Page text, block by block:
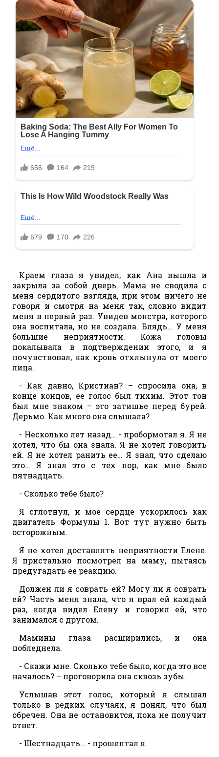
Краем глаза я увидел, как Ана вышла и
закрыла за собой дверь. Мама не сводила с
меня сердитого взгляда, при этом ничего не
говоря и смотря на меня так, словно видит
меня в первый раз. Увидев монстра, которого
она воспитала, но не создала. Блядь… У меня
большие неприятности. Кожа головы
покалывала в подтверждении этого, и я
почувствовал, как кровь отхлынула от моего
лица.
- Как давно, Кристиан? – спросила она, в
конце концов, ее голос был тихим. Этот тон
был мне знаком – это затишье перед бурей.
Дерьмо. Как много она слышала?
- Несколько лет назад… - пробормотал я. Я не
хотел, что бы она знала. Я не хотел говорить
ей. Я не хотел ранить ее… Я знал, что сделаю
это… Я знал это с тех пор, как мне было
пятнадцать.
- Сколько тебе было?
Я сглотнул, и мое сердце ускорилось как
двигатель Формулы 1. Вот тут нужно быть
осторожным.
Я не хотел доставлять неприятности Елене.
Я пристально посмотрел на маму, пытаясь
предугадать ее реакцию.
Должен ли я соврать ей? Могу ли я соврать
ей? Часть меня знала, что я врал ей каждый
раз, когда видел Елену и говорил ей, что
занимался с другом.
Мамины глаза расширились, и она
побледнела.
- Скажи мне. Сколько тебе было, когда это все
началось? – проговорила она сквозь зубы.
Услышав этот голос, который я слышал
только в редких случаях, я понял, что был
обречен. Она не остановится, пока не получит
ответ.
- Шестнадцать… - прошептал я.